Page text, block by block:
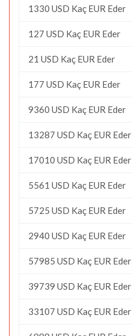
1330 USD Kaç EUR Eder
127 USD Kaç EUR Eder
21 USD Kaç EUR Eder
177 USD Kaç EUR Eder
9360 USD Kaç EUR Eder
13287 USD Kaç EUR Eder
17010 USD Kaç EUR Eder
5561 USD Kaç EUR Eder
5725 USD Kaç EUR Eder
2940 USD Kaç EUR Eder
57985 USD Kaç EUR Eder
39739 USD Kaç EUR Eder
33107 USD Kaç EUR Eder